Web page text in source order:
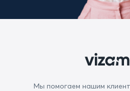
Мы помогаем нашим